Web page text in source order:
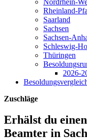
Nordrhein-
Rheinland-
Saarland
Sachsen
Sachsen-
Schleswig-
Thüringen
2026-
Zuschläge
Erhälst du
Beamter in